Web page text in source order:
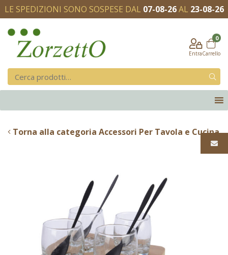
LE SPEDIZIONI SONO SOSPESE DAL 07-08-26AL 23-08-26
Entra
0
Carrello
Torna alla categoria Accessori Per Tavola e Cucina